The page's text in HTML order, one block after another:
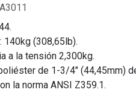
140kg (308,65lb).
a la tensión 2,300kg.
de 1-3/4" (44,45mm)
la norma ANSI Z359.1.